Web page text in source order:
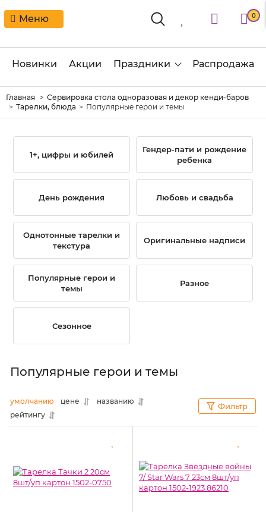
Меню 0
Новинки Акции Праздники Распродажа
Главная
Сервировка стола одноразовая и декор кенди-баров
Тарелки, блюда
Популярные герои и темы
1+, цифры и юбилей
Гендер-пати и рождение
ребенка
День рождения Любовь и свадьба
Однотонные тарелки и
текстура
Оригинальные надписи
Популярные герои и
темы
Разное
Сезонное
Популярные герои и темы
умолчанию цене
названию
рейтингу
Фильтр